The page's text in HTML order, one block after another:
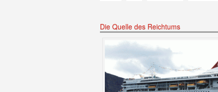
Die Quelle des Reichtums